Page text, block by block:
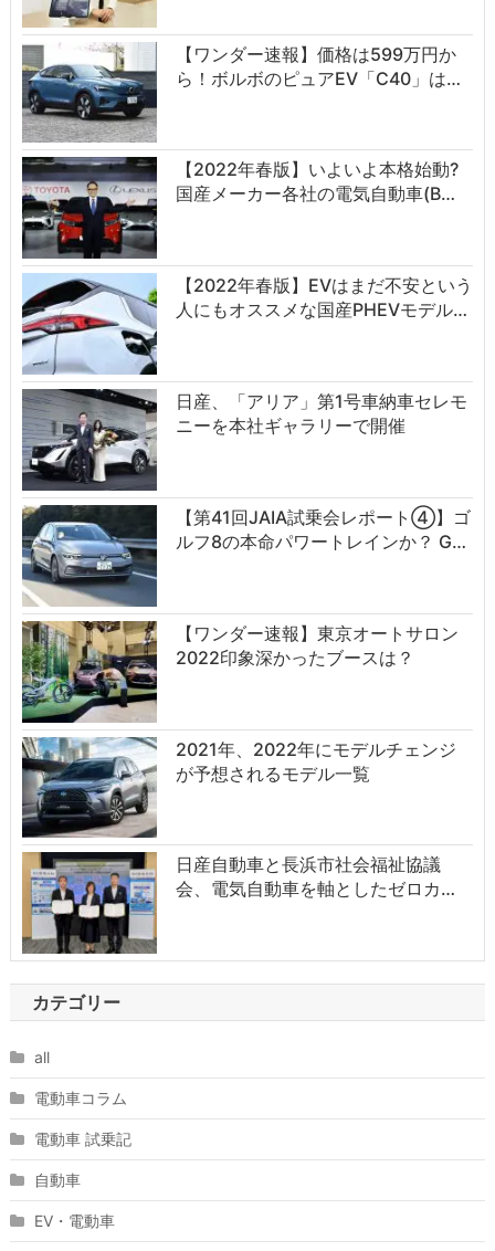
【ワンダー速報】価格は599万円か
ら！ボルボのピュアEV「C40」は…
【2022年春版】いよいよ本格始動?
国産メーカー各社の電気自動車(B…
【2022年春版】EVはまだ不安という
人にもオススメな国産PHEVモデル…
日産、「アリア」第1号車納車セレモ
ニーを本社ギャラリーで開催
【第41回JAIA試乗会レポート④】ゴ
ルフ8の本命パワートレインか？ G…
【ワンダー速報】東京オートサロン
2022印象深かったブースは？
2021年、2022年にモデルチェンジ
が予想されるモデル一覧
日産自動車と長浜市社会福祉協議
会、電気自動車を軸としたゼロカ…
カテゴリー
all
電動車コラム
電動車 試乗記
自動車
EV・電動車